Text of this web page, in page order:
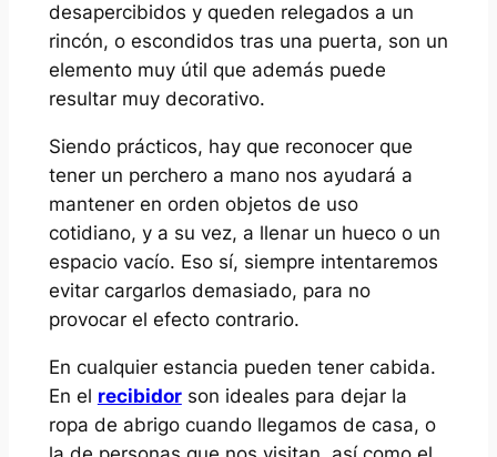
desapercibidos y queden relegados a un
rincón, o escondidos tras una puerta, son un
elemento muy útil que además puede
resultar muy decorativo.
Siendo prácticos, hay que reconocer que
tener un perchero a mano nos ayudará a
mantener en orden objetos de uso
cotidiano, y a su vez, a llenar un hueco o un
espacio vacío. Eso sí, siempre intentaremos
evitar cargarlos demasiado, para no
provocar el efecto contrario.
En cualquier estancia pueden tener cabida.
En el recibidorson ideales para dejar la
ropa de abrigo cuando llegamos de casa, o